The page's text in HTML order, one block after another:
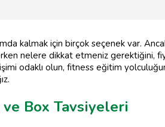
kalmak için birçok seçenek var.
nelere dikkat etmeniz gerektiğini,
odaklı olun, fitness eğitim
Box Tavsiyeleri